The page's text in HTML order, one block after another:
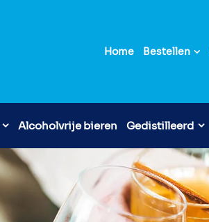
Home Bestellen
Alcoholvrije bieren Gedistilleerd